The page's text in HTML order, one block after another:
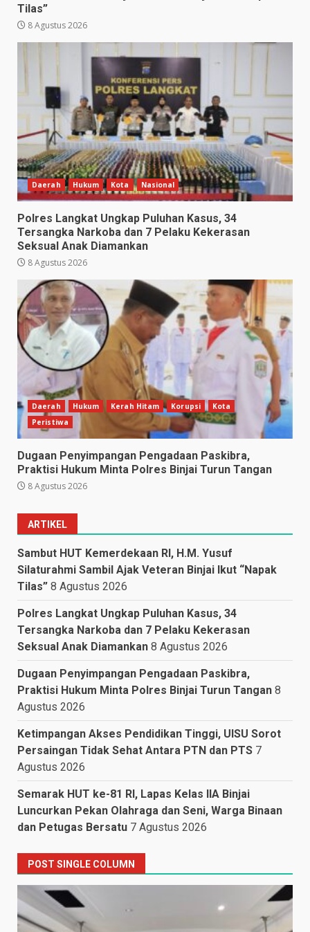
Tilas”
8 Agustus 2026
Daerah Hukum Kota Nasional
Polres Langkat Ungkap Puluhan Kasus, 34
Tersangka Narkoba dan 7 Pelaku Kekerasan
Seksual Anak Diamankan
8 Agustus 2026
Daerah Hukum Kerah Hitam Korupsi
Kota
Peristiwa
Dugaan Penyimpangan Pengadaan Paskibra,
Praktisi Hukum Minta Polres Binjai Turun Tangan
8 Agustus 2026
ARTIKEL
Sambut HUT Kemerdekaan RI, H.M. Yusuf
Silaturahmi Sambil Ajak Veteran Binjai Ikut “Napak
Tilas” 8 Agustus 2026
Polres Langkat Ungkap Puluhan Kasus, 34
Tersangka Narkoba dan 7 Pelaku Kekerasan
Seksual Anak Diamankan 8 Agustus 2026
Dugaan Penyimpangan Pengadaan Paskibra,
Praktisi Hukum Minta Polres Binjai Turun Tangan 8
Agustus 2026
Ketimpangan Akses Pendidikan Tinggi, UISU Sorot
Persaingan Tidak Sehat Antara PTN dan PTS 7
Agustus 2026
Semarak HUT ke-81 RI, Lapas Kelas IIA Binjai
Luncurkan Pekan Olahraga dan Seni, Warga Binaan
dan Petugas Bersatu 7 Agustus 2026
POST SINGLE COLUMN